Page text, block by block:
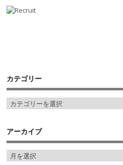
カテゴリー
アーカイブ